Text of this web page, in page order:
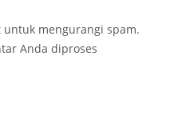
mengurangi spam.
Anda diproses